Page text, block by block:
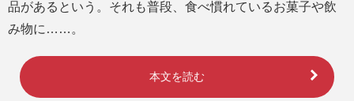
品があるという。それも普段、食べ慣れているお菓子や飲
み物に……。
本文を読む